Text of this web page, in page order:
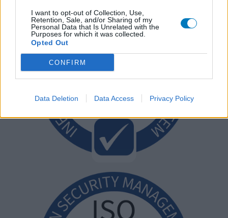
I want to opt-out of Collection, Use,
Retention, Sale, and/or Sharing of my
Personal Data that Is Unrelated with the
Purposes for which it was collected.
Opted Out
CONFIRM
Data Deletion Data Access Privacy Policy